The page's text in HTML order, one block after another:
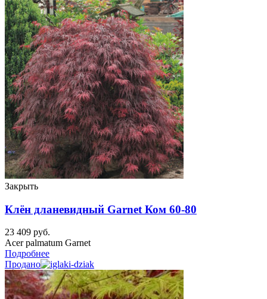
Закрыть
Клён дланевидный Garnet Ком 60-80
23 409 руб.
Acer palmatum Garnet
Подробнее
Продано